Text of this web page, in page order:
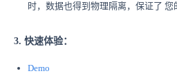
时，数据也得到物理隔离，保证了 您
3. 快速体验：
Demo